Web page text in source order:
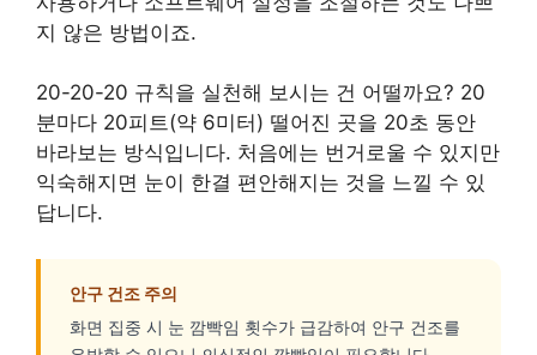
지 않은 방법이죠.
20-20-20 규칙을 실천해 보시는 건 어떨까요? 20
분마다 20피트(약 6미터) 떨어진 곳을 20초 동안
바라보는 방식입니다. 처음에는 번거로울 수 있지만
익숙해지면 눈이 한결 편안해지는 것을 느낄 수 있
답니다.
안구 건조 주의
화면 집중 시 눈 깜빡임 횟수가 급감하여 안구 건조를